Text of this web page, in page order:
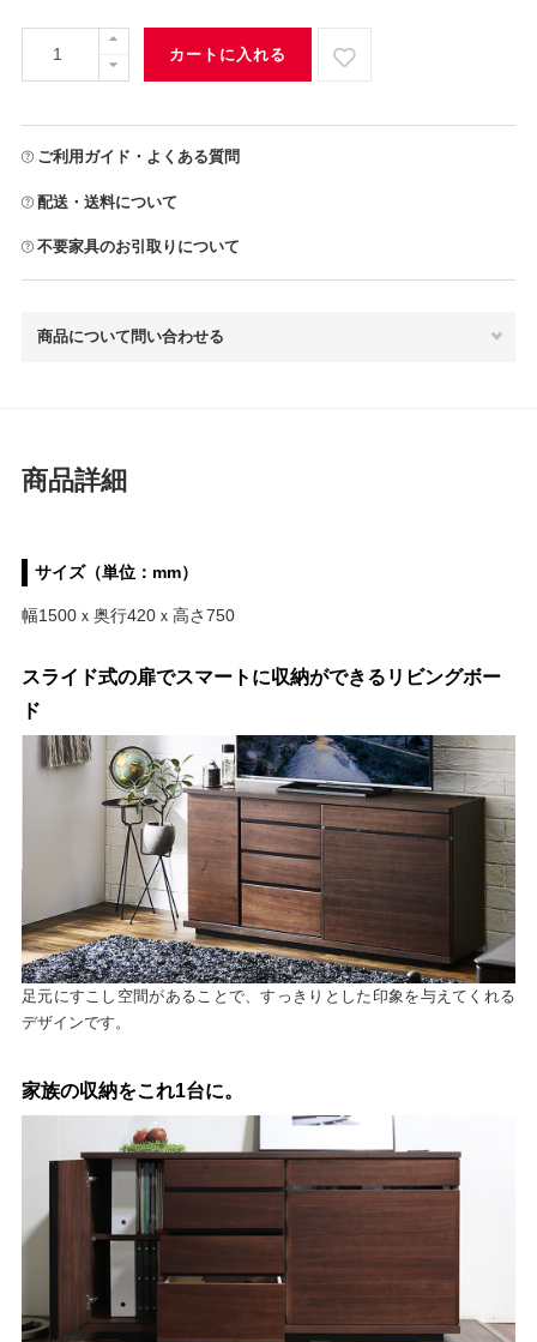
カートに入れる
ご利用ガイド・よくある質問
配送・送料について
不要家具のお引取りについて
商品について問い合わせる
商品詳細
サイズ（単位：mm）
幅1500ｘ奥行420ｘ高さ750
スライド式の扉でスマートに収納ができるリビングボー
ド
足元にすこし空間があることで、すっきりとした印象を与えてくれる
デザインです。
家族の収納をこれ1台に。